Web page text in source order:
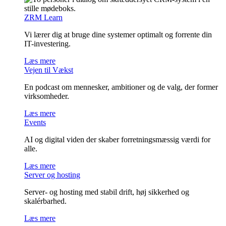
ZRM Learn
Vi lærer dig at bruge dine systemer optimalt og forrente din
IT-investering.
Læs mere
Vejen til Vækst
En podcast om mennesker, ambitioner og de valg, der former
virksomheder.
Læs mere
Events
AI og digital viden der skaber forretningsmæssig værdi for
alle.
Læs mere
Server og hosting
Server- og hosting med stabil drift, høj sikkerhed og
skalérbarhed.
Læs mere